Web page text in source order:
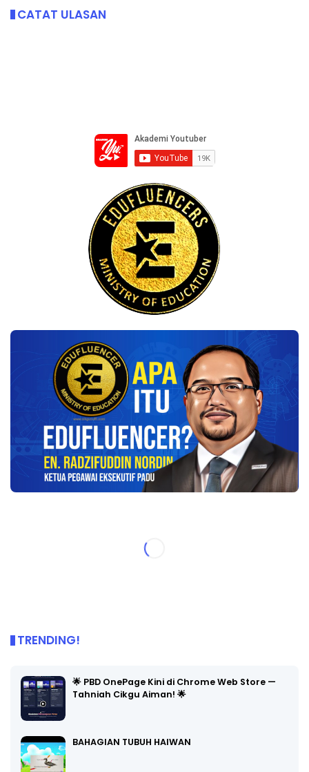
CATAT ULASAN
TRENDING!
🌟 PBD OnePage Kini di Chrome Web Store —
Tahniah Cikgu Aiman! 🌟
BAHAGIAN TUBUH HAIWAN